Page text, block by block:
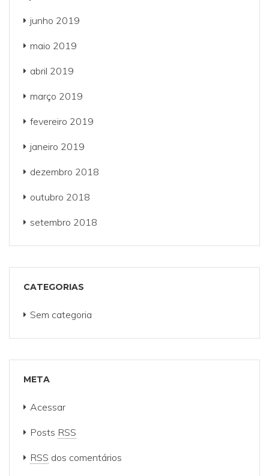
junho 2019
maio 2019
abril 2019
março 2019
fevereiro 2019
janeiro 2019
dezembro 2018
outubro 2018
setembro 2018
CATEGORIAS
Sem categoria
META
Acessar
Posts RSS
RSS dos comentários